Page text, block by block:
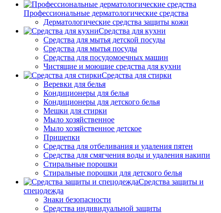
Профессиональные дерматологические средства
Дерматологические средства защиты кожи
Средства для кухни
Средства для мытья детской посуды
Средства для мытья посуды
Средства для посудомоечных машин
Чистящие и моющие средства для кухни
Средства для стирки
Веревки для белья
Кондиционеры для белья
Кондиционеры для детского белья
Мешки для стирки
Мыло хозяйственное
Мыло хозяйственное детское
Прищепки
Средства для отбеливания и удаления пятен
Средства для смягчения воды и удаления накипи
Стиральные порошки
Стиральные порошки для детского белья
Средства защиты и
спецодежда
Знаки безопасности
Средства индивидуальной защиты